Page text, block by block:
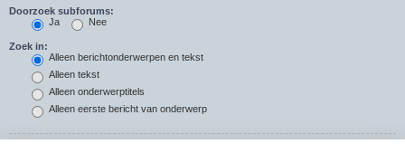
Doorzoek subforums:
Ja
Nee
Zoek in:
Alleen berichtonderwerpen en tekst
Alleen tekst
Alleen onderwerptitels
Alleen eerste bericht van onderwerp